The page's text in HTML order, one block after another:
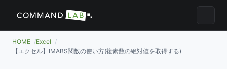
メニュ
HOME
Excel
【エクセル】IMABS関数の使い方(複素数の絶対値を取得する)